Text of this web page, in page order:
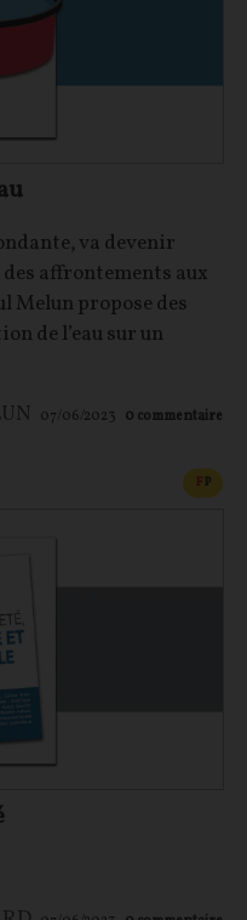
va devenir
affrontements aux
Melun propose des
de l’eau sur un
07/06/2023 0 commentaire
FP